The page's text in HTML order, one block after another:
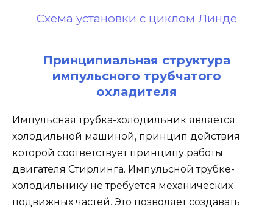
Схема установки с циклом Линде
Принципиальная структура
импульсного трубчатого
охладителя
Импульсная трубка-холодильник является
холодильной машиной, принцип действия
которой соответствует принципу работы
двигателя Стирлинга. Импульсной трубке-
холодильнику не требуется механических
подвижных частей. Это позволяет создавать